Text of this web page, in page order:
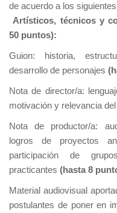
de acuerdo a los
Artísticos, técnicos y
50 puntos):
Guion: historia,
desarrollo de personajes
Nota de director/a:
motivación y relevancia
Nota de productor/a:
logros de proyectos
participación de
practicantes (hasta 8
Material audiovisual
postulantes de poner en